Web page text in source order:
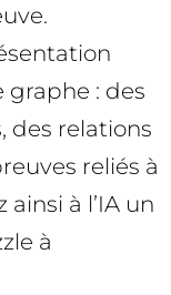
graphe : des
des relations
reliés à
ainsi à l’IA un
à